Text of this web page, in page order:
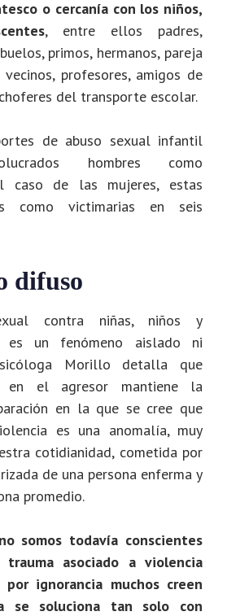
o cercanía con los niños,
, entre ellos padres,
primos, hermanos, pareja
profesores, amigos de
del transporte escolar.
de abuso sexual infantil
hombres como
caso de las mujeres, estas
como victimarias en seis
difuso
contra niñas, niños y
es un fenómeno aislado ni
Morillo detalla que
el agresor mantiene la
en la que se cree que
es una anomalía, muy
cotidianidad, cometida por
de una persona enferma y
promedio.
somos todavía conscientes
asociado a violencia
ignorancia muchos creen
se soluciona tan solo con